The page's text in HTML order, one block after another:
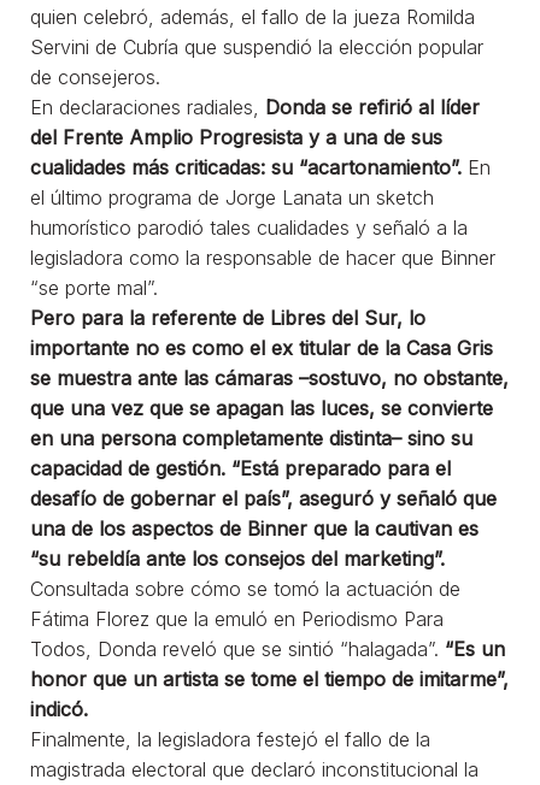
quien celebró, además, el fallo de la jueza Romilda
Servini de Cubría que suspendió la elección popular
de consejeros.
En declaraciones radiales, Donda se refirió al líder
del Frente Amplio Progresista y a una de sus
cualidades más criticadas: su “acartonamiento”. En
el último programa de Jorge Lanata un sketch
humorístico parodió tales cualidades y señaló a la
legisladora como la responsable de hacer que Binner
“se porte mal”.
Pero para la referente de Libres del Sur, lo
importante no es como el ex titular de la Casa Gris
se muestra ante las cámaras –sostuvo, no obstante,
que una vez que se apagan las luces, se convierte
en una persona completamente distinta– sino su
capacidad de gestión. “Está preparado para el
desafío de gobernar el país”, aseguró y señaló que
una de los aspectos de Binner que la cautivan es
“su rebeldía ante los consejos del marketing”.
Consultada sobre cómo se tomó la actuación de
Fátima Florez que la emuló en Periodismo Para
Todos, Donda reveló que se sintió “halagada”. “Es un
honor que un artista se tome el tiempo de imitarme”,
indicó.
Finalmente, la legisladora festejó el fallo de la
magistrada electoral que declaró inconstitucional la